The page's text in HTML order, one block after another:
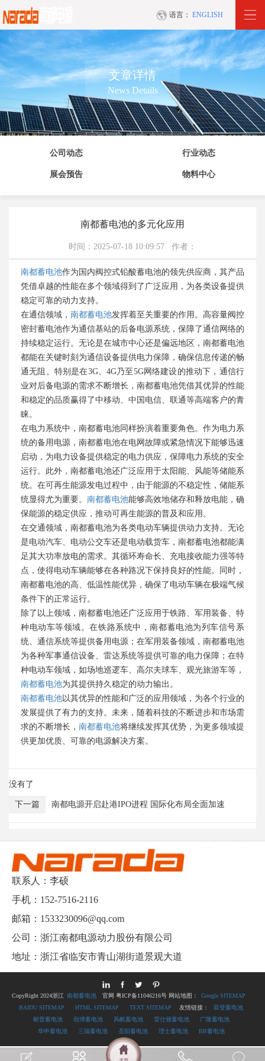
语言： ENGLISH
文章详情
News Details
公司动态 行业动态
展会预告 物料中心
南都蓄电池的多元化应用
时间：2025-07-18 10:09:57 作者：
南都蓄电池作为国内阀控式铅酸蓄电池的领先供应商，其产品
凭借卓越的性能在多个领域得到了广泛应用，为各类设备提供
稳定可靠的动力支持。
在通信领域， 南都蓄电池发挥着至关重要的作用。高容量阀控
密封蓄电池作为通信基站的后备电源系统，保障了通信网络的
持续稳定运行。无论是在城市中心还是偏远地区，南都蓄电池
都能在关键时刻为通信设备提供电力保障，确保信息传递的畅
通无阻。特别是在3G、4G乃至5G网络建设的推动下，通信行
业对后备电源的需求不断增长，南都蓄电池凭借其优异的性能
和稳定的品质赢得了中移动、中国电信、联通等高端客户的青
睐。
在电力系统中，南都蓄电池同样扮演着重要角色。作为电力系
统的备用电源，南都蓄电池在电网故障或紧急情况下能够迅速
启动，为电力设备提供稳定的电力供应，保障电力系统的安全
运行。此外，南都蓄电池还广泛应用于太阳能、风能等储能系
统。在可再生能源发电过程中，由于能源的不稳定性，储能系
统显得尤为重要。 南都蓄电池能够高效地储存和释放电能，确
保能源的稳定供应，推动可再生能源的普及和应用。
在交通领域，南都蓄电池为各类电动车辆提供动力支持。无论
是电动汽车、电动公交车还是电动载货车，南都蓄电池都能满
足其大功率放电的需求。其循环寿命长、充电接收能力强等特
点，使得电动车辆能够在各种路况下保持良好的性能。同时，
南都蓄电池的高、低温性能优异，确保了电动车辆在极端气候
条件下的正常运行。
除了以上领域，南都蓄电池还广泛应用于铁路、军用装备、特
种电动车等领域。在铁路系统中，南都蓄电池为列车信号系
统、通信系统等提供备用电源；在军用装备领域，南都蓄电池
为各种军事通信设备、雷达系统等提供可靠的电力保障；在特
种电动车领域，如场地巡逻车、高尔夫球车、观光旅游车等，
南都蓄电池为其提供持久稳定的动力输出。
南都蓄电池以其优异的性能和广泛的应用领域，为各个行业的
发展提供了有力的支持。未来，随着科技的不断进步和市场需
求的不断增长， 南都蓄电池将继续发挥其优势，为更多领域提
供更加优质、可靠的电源解决方案。
没有了
下一篇 南都电源开启赴港IPO进程 国际化布局全面加速
联系人：李硕
手机：152-7516-2116
邮箱：1533230096@qq.com
公司：浙江南都电源动力股份有限公司
地址：浙江省临安市青山湖街道景观大道
CopyRight 2024浙江 南都蓄电池 官网 粤ICP备11046216号 网站地图：
Google SITEMAP
BAIDU SITEMAP
HTML SITEMAP TEXT SITEMAP 友情链接：
双登蓄电池
耐普蓄电池
劲博蓄电池 风帆蓄电池 雷仕顿蓄电池
广隆蓄电池
华申蓄电池
三瑞蓄电池 圣阳蓄电池 理士蓄电池 BB蓄电池